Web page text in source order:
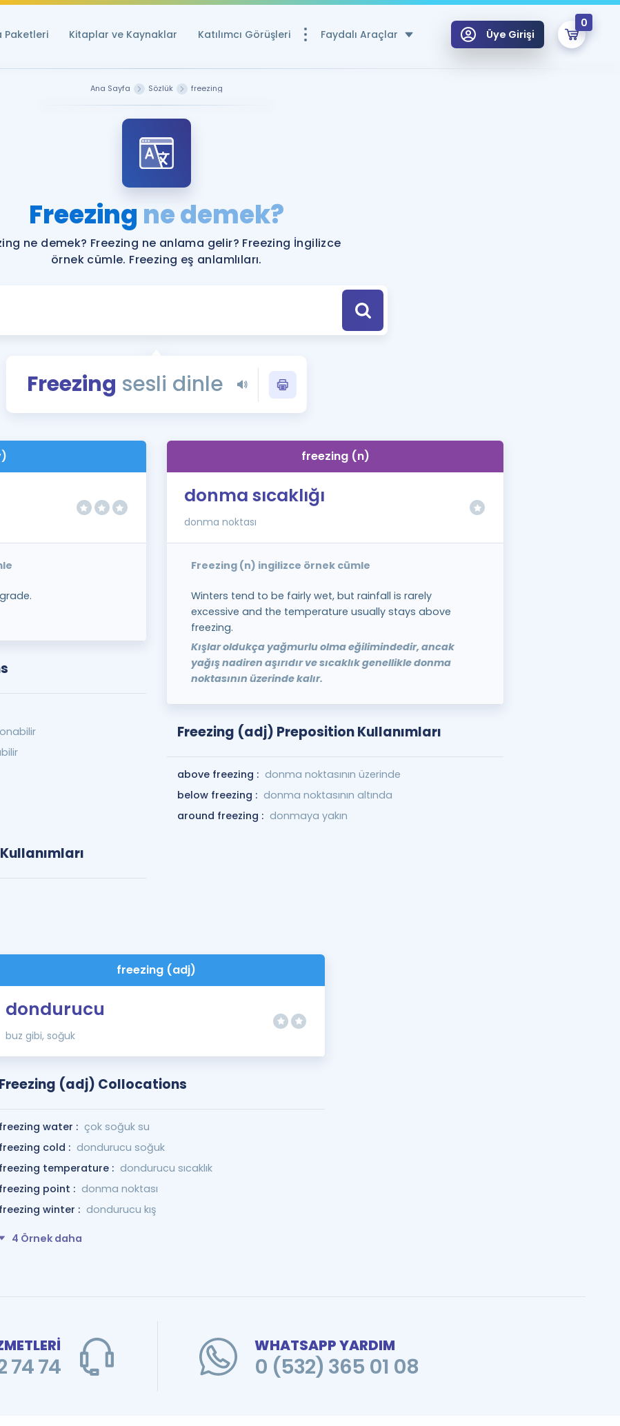
Paketleri Kitaplar ve Kaynaklar Katılımcı Görüşleri Faydalı Araçlar
YDS ve YÖKDİL Puan Hesaplama Aracı
Rehberlik Aracı
YDS ve YÖKDİL'e Hazırlananlar için Öneriler
Tüm ÖSYM Sınavları Tek Takvimde
YDS - YÖKDİL Tüm Sınavlarla İlgili Haberler
İngilizce Gramer
Üye Girişi
0
Ana Sayfa Sözlük freezing
Freezing ne demek?
ne demek? Freezing ne anlama gelir? Freezing İngilizce
örnek cümle. Freezing eş anlamlıları.
Freezing sesli dinle
freezing (n)
donma sıcaklığı
donma noktası
Freezing (n) ingilizce örnek cümle
Winters tend to be fairly wet, but rainfall is rarely
excessive and the temperature usually stays above
freezing.
Kışlar oldukça yağmurlu olma eğilimindedir, ancak
yağış nadiren aşırıdır ve sıcaklık genellikle donma
noktasının üzerinde kalır.
Freezing (adj) Preposition Kullanımları
above freezing : donma noktasının üzerinde
below freezing : donma noktasının altında
around freezing : donmaya yakın
freezing (adj)
dondurucu
buz gibi, soğuk
Freezing (adj) Collocations
freezing water : çok soğuk su
freezing cold : dondurucu soğuk
freezing temperature : dondurucu sıcaklık
freezing point : donma noktası
freezing winter : dondurucu kış
4 Örnek daha
74 74
WHATSAPP YARDIM
0 (532) 365 01 08